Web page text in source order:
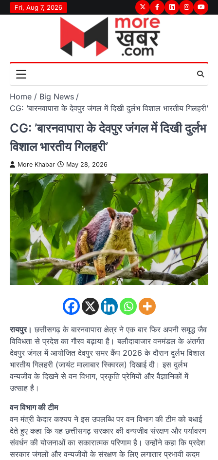
Skip
to
Fri, Aug 7, 2026 TwitterFacebook
LinkedInInstagram
Home
Big News
CG: ’बारनवापारा के देवपुर जंगल में दिखी दुर्लभ विशाल भारतीय गिलहरी’
CG: ’बारनवापारा के देवपुर जंगल में दिखी दुर्लभ
विशाल भारतीय गिलहरी’
More Khabar May 28, 2026
रायपुर। छत्तीसगढ़ के बारनवापारा क्षेत्र ने एक बार फिर अपनी समृद्ध जैव
विविधता से प्रदेश का गौरव बढ़ाया है। बलौदाबाजार वनमंडल के अंतर्गत
देवपुर जंगल में आयोजित देवपुर समर कैंप 2026 के दौरान दुर्लभ विशाल
भारतीय गिलहरी (जायंट मालाबार स्क्विरल) दिखाई दी। इस दुर्लभ
वन्यजीव के दिखने से वन विभाग, प्रकृति प्रेमियों और वैज्ञानिकों में
उत्साह है।
वन विभाग की टीम
वन मंत्री केदार कश्यप ने इस उपलब्धि पर वन विभाग की टीम को बधाई
देते हुए कहा कि यह छत्तीसगढ़ सरकार की वन्यजीव संरक्षण और पर्यावरण
संवर्धन की योजनाओं का सकारात्मक परिणाम है। उन्होंने कहा कि प्रदेश
सरकार जंगलों और वन्यजीवों के संरक्षण के लिए लगातार प्रभावी कदम